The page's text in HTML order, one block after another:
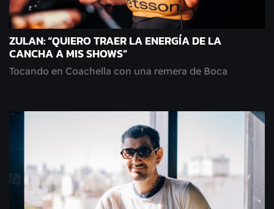
ZULAN: “QUIERO TRAER LA ENERGÍA DE LA
CANCHA A MIS SHOWS”
Tocando en Coachella con una remera de Boca